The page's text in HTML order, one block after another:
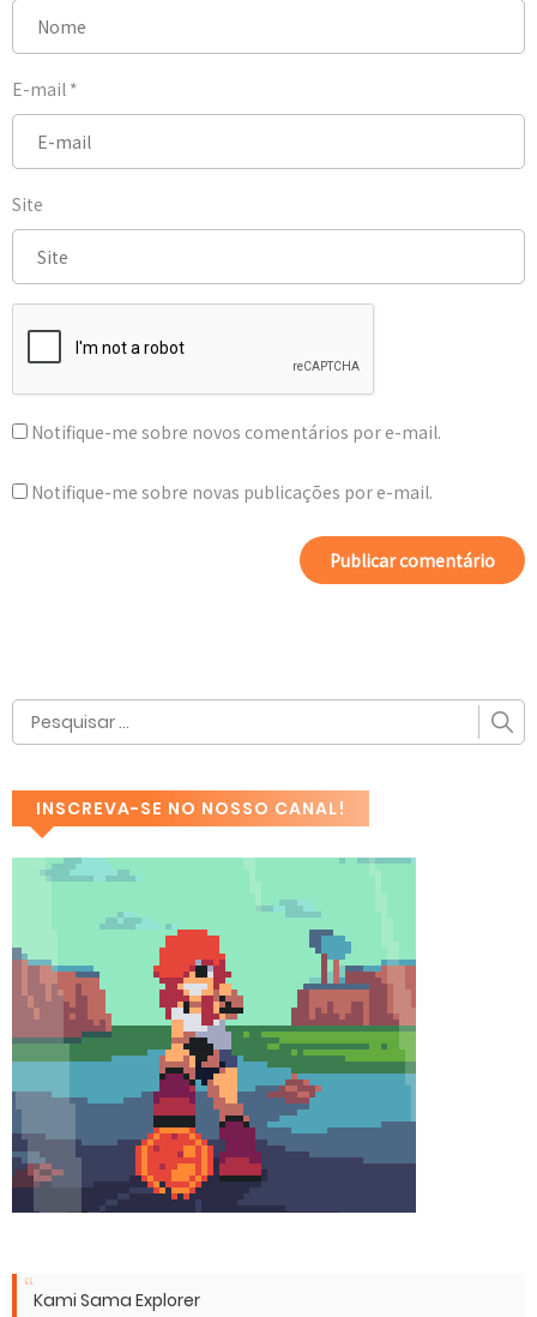
E-mail *
Site
Notifique-me sobre novos comentários por e-mail.
Notifique-me sobre novas publicações por e-mail.
INSCREVA-SE NO NOSSO CANAL!
Kami Sama Explorer